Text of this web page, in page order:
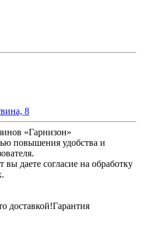
8
«Гарнизон»
повышения удобства и
вы даете согласие на обработку
доставкой!Гарантия